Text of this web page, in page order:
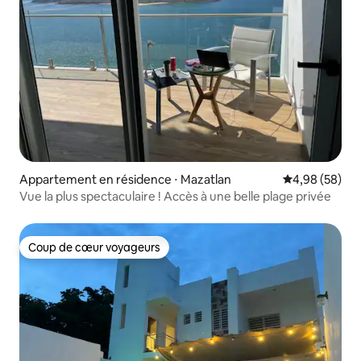
Appartement en résidence ⋅ Mazatlan Évaluation
4,98 (58)
Vue la plus spectaculaire ! Accès à une belle plage privée
Coup de cœur voyageurs
Coup de cœur voyageurs